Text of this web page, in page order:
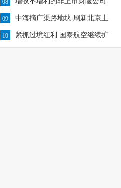
09 中海摘广渠路地块 刷新北京土
10 紧抓过境红利 国泰航空继续扩